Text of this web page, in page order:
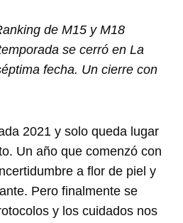
de M15 y M18
se cerró en La
fecha. Un cierre con
2021 y solo queda lugar
Un año que comenzó con
a flor de piel y
Pero finalmente se
y los cuidados nos